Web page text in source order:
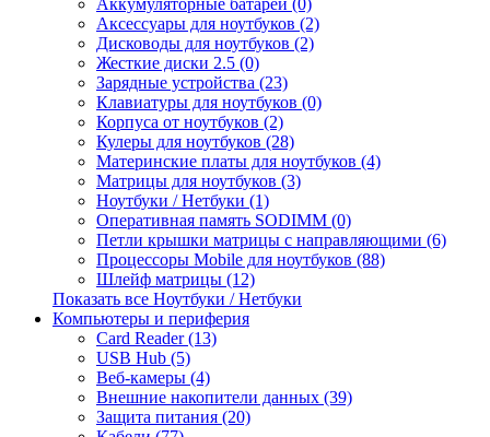
Аккумуляторные батареи (0)
Аксессуары для ноутбуков (2)
Дисководы для ноутбуков (2)
Жесткие диски 2.5 (0)
Зарядные устройства (23)
Клавиатуры для ноутбуков (0)
Корпуса от ноутбуков (2)
Кулеры для ноутбуков (28)
Материнские платы для ноутбуков (4)
Матрицы для ноутбуков (3)
Ноутбуки / Нетбуки (1)
Оперативная память SODIMM (0)
Петли крышки матрицы с направляющими (6)
Процессоры Mobile для ноутбуков (88)
Шлейф матрицы (12)
Показать все Ноутбуки / Нетбуки
Компьютеры и периферия
Card Reader (13)
USB Hub (5)
Веб-камеры (4)
Внешние накопители данных (39)
Защита питания (20)